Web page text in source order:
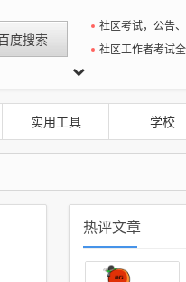
击
社区考试，公告、资
社区工作者考试
实用工具 学校
热评文章